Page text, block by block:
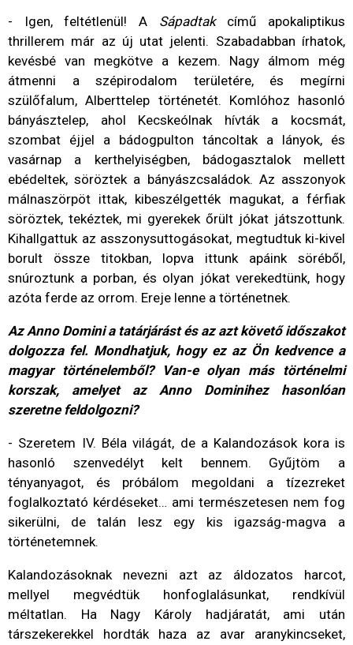
- Igen, feltétlenül! A Sápadtakcímű apokaliptikus
thrillerem már az új utat jelenti. Szabadabban írhatok,
kevésbé van megkötve a kezem. Nagy álmom még
átmenni a szépirodalom területére, és megírni
szülőfalum, Alberttelep történetét. Komlóhoz hasonló
bányásztelep, ahol Kecskeólnak hívták a kocsmát,
szombat éjjel a bádogpulton táncoltak a lányok, és
vasárnap a kerthelyiségben, bádogasztalok mellett
ebédeltek, söröztek a bányászcsaládok. Az asszonyok
málnaszörpöt ittak, kibeszélgették magukat, a férfiak
söröztek, tekéztek, mi gyerekek őrült jókat játszottunk.
Kihallgattuk az asszonysuttogásokat, megtudtuk ki-kivel
borult össze titokban, lopva ittunk apáink söréből,
snúroztunk a porban, és olyan jókat verekedtünk, hogy
azóta ferde az orrom. Ereje lenne a történetnek.
Az Anno Domini a tatárjárást és az azt követő időszakot
dolgozza fel. Mondhatjuk, hogy ez az Ön kedvence a
magyar történelemből? Van-e olyan más történelmi
korszak, amelyet az Anno Dominihez hasonlóan
szeretne feldolgozni?
- Szeretem IV. Béla világát, de a Kalandozások kora is
hasonló szenvedélyt kelt bennem. Gyűjtöm a
tényanyagot, és próbálom megoldani a tízezreket
foglalkoztató kérdéseket… ami természetesen nem fog
sikerülni, de talán lesz egy kis igazság-magva a
történetemnek.
Kalandozásoknak nevezni azt az áldozatos harcot,
mellyel megvédtük honfoglalásunkat, rendkívül
méltatlan. Ha Nagy Károly hadjáratát, ami után
társzekerekkel hordták haza az avar aranykincseket,